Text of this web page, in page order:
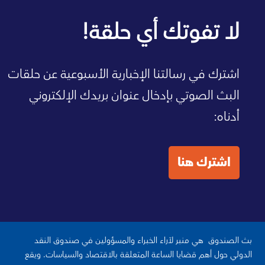
صفحة الصندوق الرئيسية
لا تفوتك أي حلقة!
اشترك في رسالتنا الإخبارية الأسبوعية عن حلقات
البث الصوتي بإدخال عنوان بريدك الإلكتروني
أدناه:
اشترك هنا
بث الصندوق هي منبر لآراء الخبراء والمسؤولين في صندوق النقد
الدولي حول أهم قضايا الساعة المتعلقة بالاقتصاد والسياسات. ويقع